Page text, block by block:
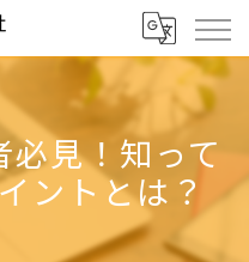
必見！知って
ントとは？